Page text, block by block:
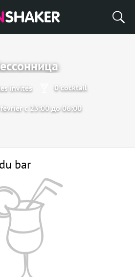
invités 0 cocktail
с 23:00 до 06:00
bar